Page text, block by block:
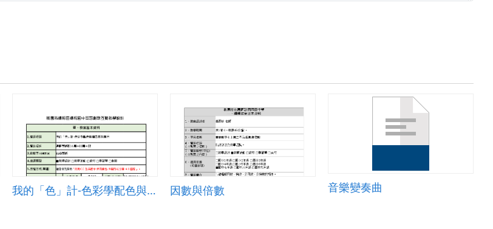
我的「色」計-色彩學配色與廣告顏料應用 因數與倍數 音樂變奏曲